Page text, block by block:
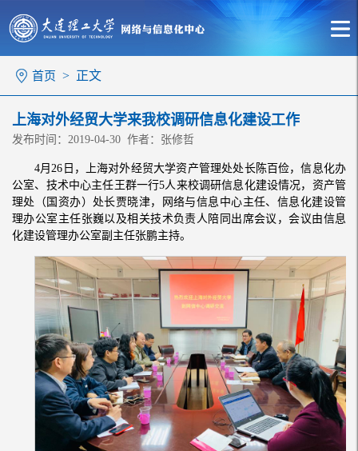
首页 > 正文
上海对外经贸大学来我校调研信息化建设工作
发布时间：2019-04-30 作者：张修哲
4月26日，上海对外经贸大学资产管理处处长陈百俭，信息化办
公室、技术中心主任王群一行5人来校调研信息化建设情况，资产管
理处（国资办）处长贾晓津，网络与信息中心主任、信息化建设管
理办公室主任张巍以及相关技术负责人陪同出席会议，会议由信息
化建设管理办公室副主任张鹏主持。